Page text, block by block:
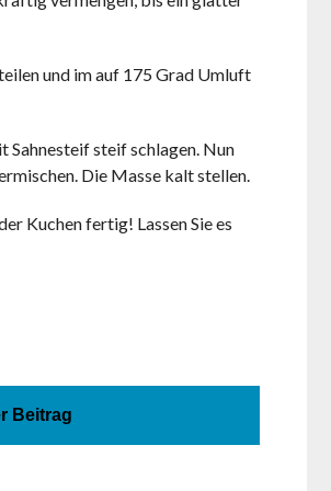
und im auf 175 Grad Umluft
Sahnesteif steif schlagen. Nun
Die Masse kalt stellen.
Kuchen fertig! Lassen Sie es
Beitrag